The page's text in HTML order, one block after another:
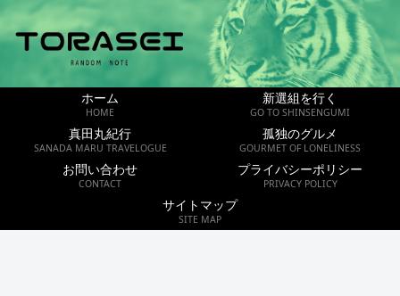
ホーム
HOME
新選組を行く
GO TO SHINSENGUMI
真田丸紀行
SANADA MARU TRAVELOGUE
孤独のグルメ
GOURMET OF LONELINESS
お問い合わせ
CONTACT
プライバシーポリシー
PRIVACY POLICY
サイトマップ
SITE MAP